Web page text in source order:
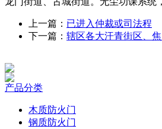
上一篇： 已进入仲裁或司法程
下一篇： 辖区各大汗青街区、
产品分类
木质防火门
钢质防火门